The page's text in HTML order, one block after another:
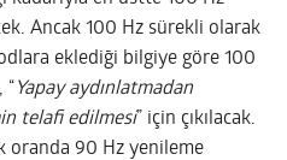
Ancak 100 Hz sürekli olarak
eklediği bilgiye göre 100
“ Yapay aydınlatmadan
telafi edilmesi” için çıkılacak.
oranda 90 Hz yenileme